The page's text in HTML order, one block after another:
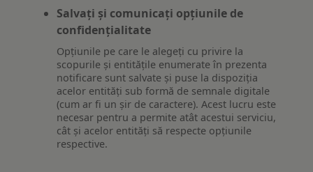
Salvați și comunicați opțiunile de
confidențialitate
Opțiunile pe care le alegeți cu privire la
scopurile și entitățile enumerate în prezenta
notificare sunt salvate și puse la dispoziția
acelor entități sub formă de semnale digitale
(cum ar fi un șir de caractere). Acest lucru este
necesar pentru a permite atât acestui serviciu,
cât și acelor entități să respecte opțiunile
respective.